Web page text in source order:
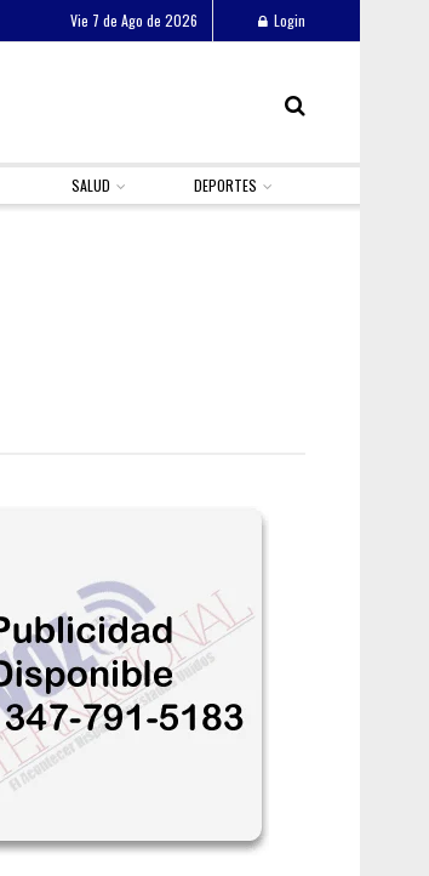
Vie 7 de Ago de 2026 Login
SALUD DEPORTES